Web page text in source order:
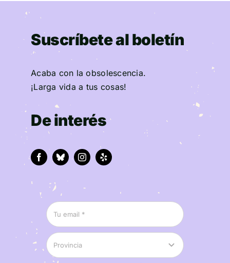
Suscríbete al boletín
Acaba con la obsolescencia.
¡Larga vida a tus cosas!
De interés